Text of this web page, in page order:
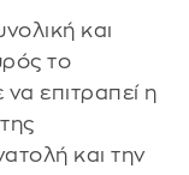
και
το
επιτραπεί η
και την